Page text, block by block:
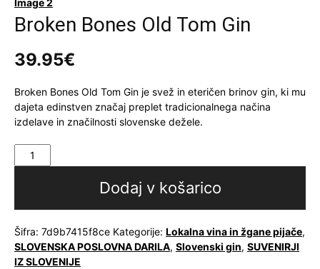
Broken Bones Old Tom Gin
39.95€
Broken Bones Old Tom Gin je svež in eteričen brinov gin, ki mu
dajeta edinstven značaj preplet tradicionalnega načina
izdelave in značilnosti slovenske dežele.
Broken
Bones
Gin
količina
Dodaj v košarico
Šifra: 7d9b7415f8ce Kategorije: Lokalna vina in žgane pijače,
SLOVENSKA POSLOVNA DARILA, Slovenski gin, SUVENIRJI
IZ SLOVENIJE